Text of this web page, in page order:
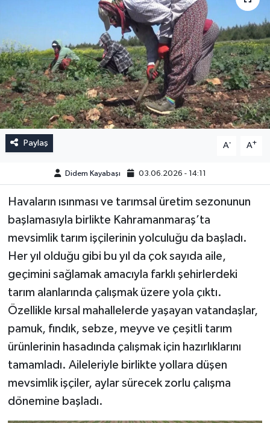
Paylaş A- A+
Didem Kayabaşı 03.06.2026 - 14:11
Havaların ısınması ve tarımsal üretim sezonunun
başlamasıyla birlikte Kahramanmaraş’ta
mevsimlik tarım işçilerinin yolculuğu da başladı.
Her yıl olduğu gibi bu yıl da çok sayıda aile,
geçimini sağlamak amacıyla farklı şehirlerdeki
tarım alanlarında çalışmak üzere yola çıktı.
Özellikle kırsal mahallelerde yaşayan vatandaşlar,
pamuk, fındık, sebze, meyve ve çeşitli tarım
ürünlerinin hasadında çalışmak için hazırlıklarını
tamamladı. Aileleriyle birlikte yollara düşen
mevsimlik işçiler, aylar sürecek zorlu çalışma
dönemine başladı.